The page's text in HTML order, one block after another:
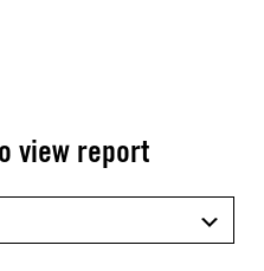
view report